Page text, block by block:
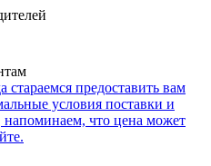
предоставить вам
условия поставки и
что цена может